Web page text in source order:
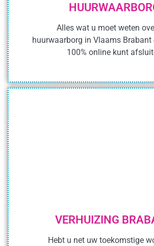
Alles wat u moet weten
huurwaarborg in Vlaams Brabant
100% online kunt
VERHUIZING
Hebt u net uw toekomstige